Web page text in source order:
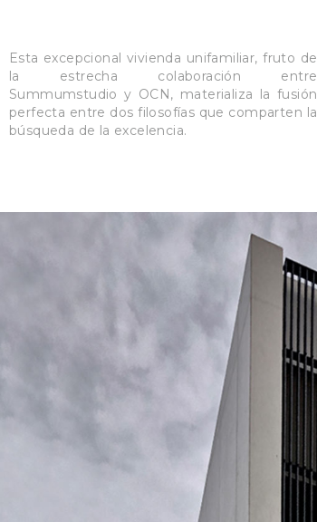
Esta excepcional vivienda unifamiliar, fruto de
la estrecha colaboración entre
Summumstudio y OCN, materializa la fusión
perfecta entre dos filosofías que comparten la
búsqueda de la excelencia.